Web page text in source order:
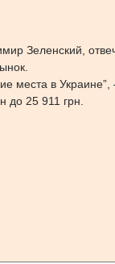
Зеленский,
места в Украине”,
до 25 911 грн.